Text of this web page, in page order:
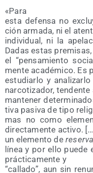
«Para
esta defen­sa no
ción arma­da, ni el
indi­vi­dual, ni la
Dadas estas premisas,
el “pen­sa­mien­to
men­te aca­dé­mi­co. Es
estu­diar­lo y
nar­co­ti­za­dor, ten­den­te
man­te­ner
ti­va pasi­va de tipo
mas no como
direc­ta­men­te acti­vo.
un ele­men­to de
línea y por ello pue­de
prác­ti­ca­men­te y
“calla­do”, aun sin